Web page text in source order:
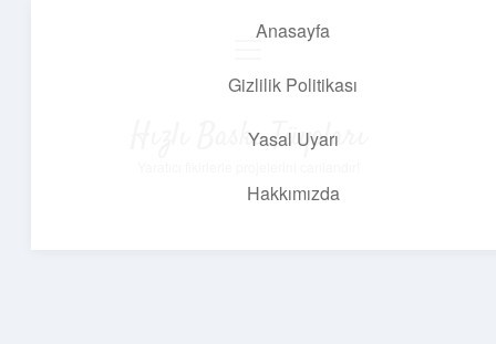
Anasayfa
Gizlilik Politikası
Yasal Uyarı
Hakkımızda
Hızlı Baskı Tüyoları